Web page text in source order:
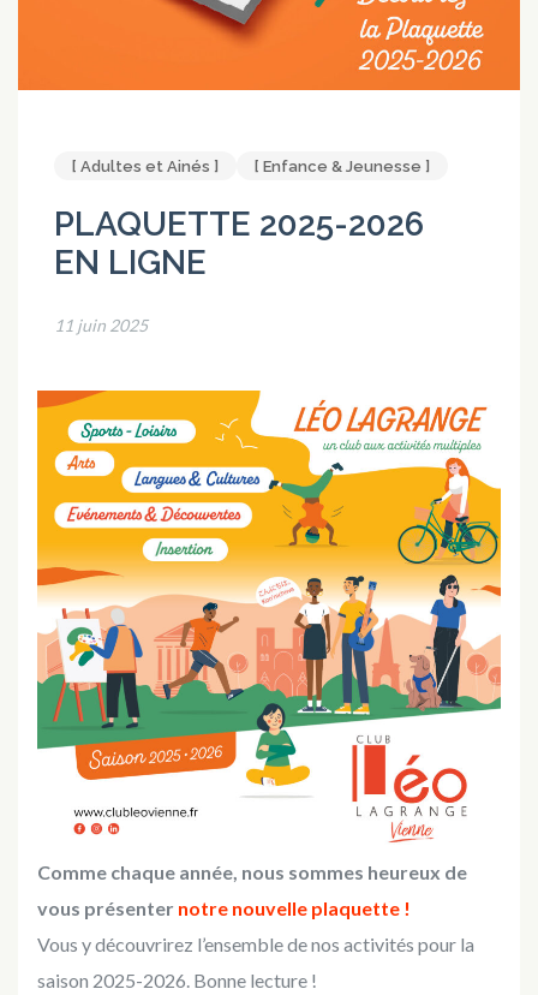
[ Adultes et Ainés ] [ Enfance & Jeunesse ]
PLAQUETTE 2025-2026
EN LIGNE
11 juin 2025
Comme chaque année, nous sommes heureux de
vous présenter notre nouvelle plaquette !
Vous y découvrirez l’ensemble de nos activités pour la
saison 2025-2026. Bonne lecture !